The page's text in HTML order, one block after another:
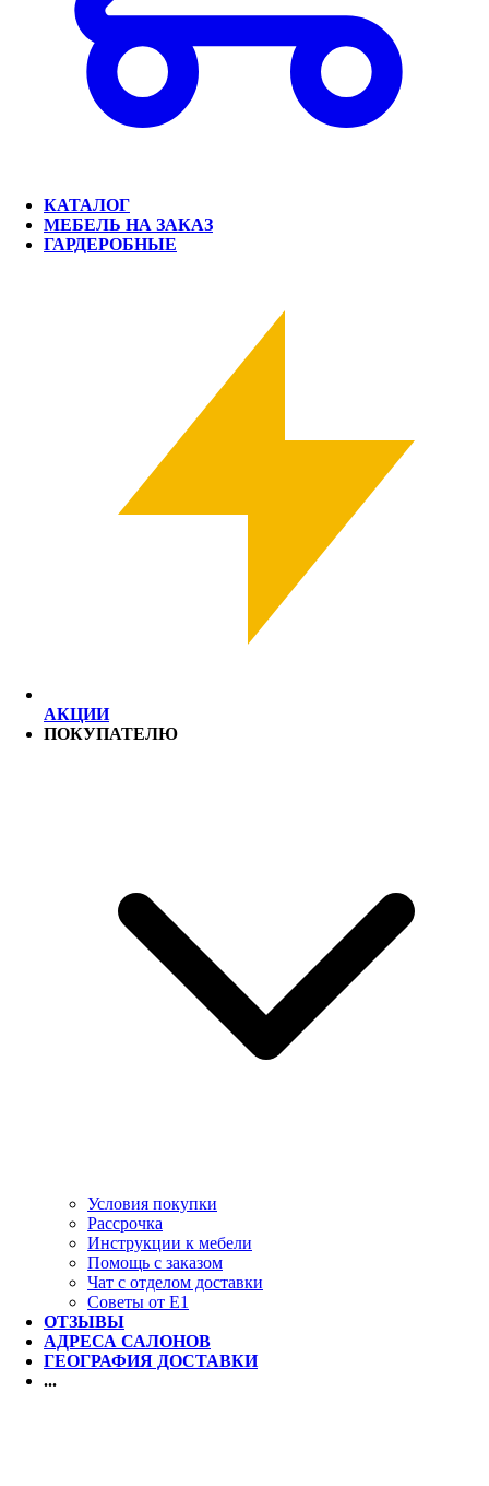
КАТАЛОГ
МЕБЕЛЬ НА ЗАКАЗ
ГАРДЕРОБНЫЕ
АКЦИИ
ПОКУПАТЕЛЮ
Условия покупки
Рассрочка
Инструкции к мебели
Помощь с заказом
Чат с отделом доставки
Советы от Е1
ОТЗЫВЫ
АДРЕСА САЛОНОВ
ГЕОГРАФИЯ ДОСТАВКИ
...